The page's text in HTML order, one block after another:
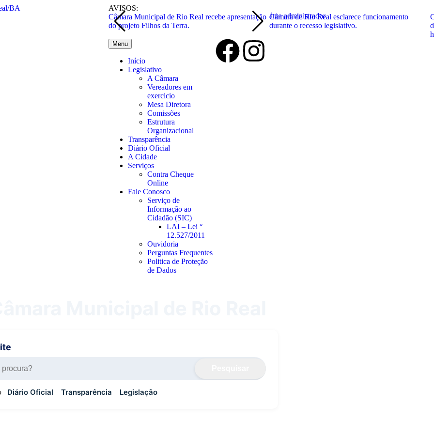
AVISOS:
Câmara Municipal de Rio Real recebe apresentação
do projeto Filhos da Terra.
Câmara de Rio Real esclarece funcionamento
durante o recesso legislativo.
área administrador
Menu
Início
Legislativo
A Câmara
Vereadores em
exercicio
Mesa Diretora
Comissões
Estrutura
Organizacional
Transparência
Diário Oficial
A Cidade
Serviços
Contra Cheque
Online
Fale Conosco
Serviço de
Informação ao
Cidadão (SIC)
LAI – Lei °
12.527/2011
Ouvidoria
Perguntas Frequentes
Politica de Proteção
de Dados
Diário Oficial Transparência Legislação